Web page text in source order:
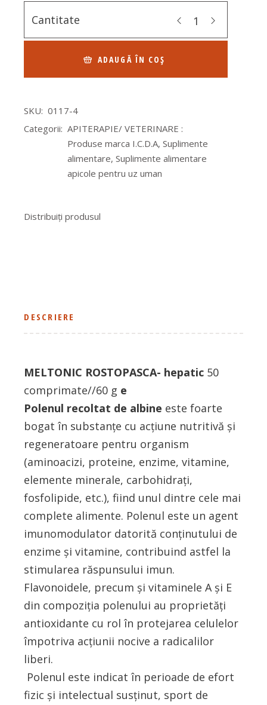
Cantitate
ADAUGĂ ÎN COȘ
SKU: 0117-4
Categorii: APITERAPIE/ VETERINARE :
Produse marca I.C.D.A,Suplimente
alimentare,Suplimente alimentare
apicole pentru uz uman
Distribuiți produsul
DESCRIERE
MELTONIC ROSTOPASCA- hepatic 50
comprimate//60 g e
Polenul recoltat de albine este foarte
bogat în substanţe cu acţiune nutritivă şi
regeneratoare pentru organism
(aminoacizi, proteine, enzime, vitamine,
elemente minerale, carbohidraţi,
fosfolipide, etc.), fiind unul dintre cele mai
complete alimente. Polenul este un agent
imunomodulator datorită conținutului de
enzime și vitamine, contribuind astfel la
stimularea răspunsului imun.
Flavonoidele, precum și vitaminele A și E
din compoziția polenului au proprietăți
antioxidante cu rol în protejarea celulelor
împotriva acţiunii nocive a radicalilor
liberi.
Polenul este indicat în perioade de efort
fizic şi intelectual susţinut, sport de